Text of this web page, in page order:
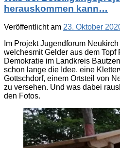
herauskommen kann…
Veröffentlicht am 23. Oktober
Im Projekt Jugendforum
welchesmit Gelder aus dem Topf
Demokratie im Landkreis
schon lange die Idee, eine
Gottschdorf, einem Ortsteil von
zu versehen. Und was dabei
den Fotos.